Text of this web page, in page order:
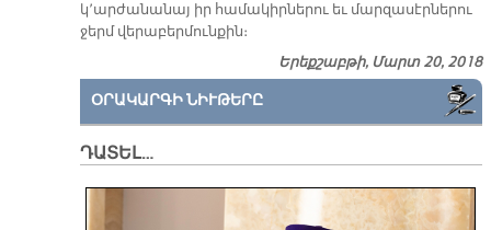
կ՚արժանանայ իր համակիրներու եւ մարզասէրներու
ջերմ վերաբերմունքին։
Երեքշաբթի, Մարտ 20, 2018
ՕՐԱԿԱՐԳԻ ՆԻՒԹԵՐԸ
ԴԱՏԵԼ…